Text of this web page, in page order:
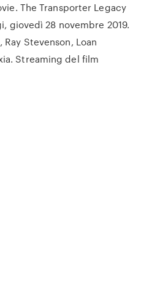
The Transporter Legacy
giovedì 28 novembre 2019.
Stevenson, Loan
Streaming del film